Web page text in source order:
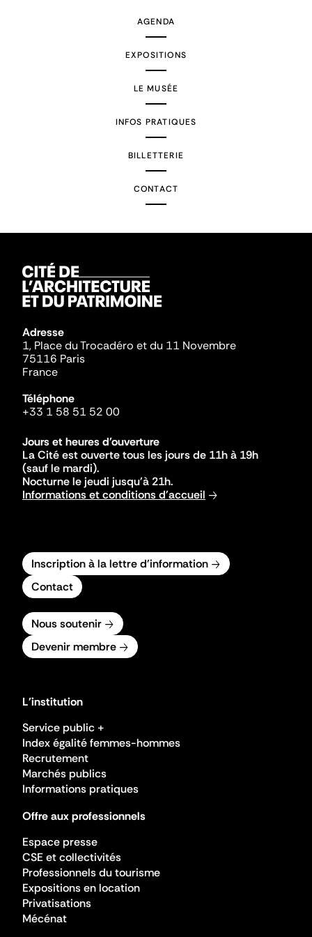
AGENDA
EXPOSITIONS
LE MUSÉE
INFOS PRATIQUES
BILLETTERIE
CONTACT
Adresse
1, Place du Trocadéro et du 11 Novembre
75116 Paris
France
Téléphone
+33 1 58 51 52 00
Jours et heures d'ouverture
La Cité est ouverte tous les jours de 11h à 19h
(sauf le mardi).
Nocturne le jeudi jusqu'à 21h.
Informations et conditions d'accueil
Inscription à la lettre d'information
Contact
Nous soutenir
Devenir membre
L'institution
Service public +
Index égalité femmes-hommes
Recrutement
Marchés publics
Informations pratiques
Offre aux professionnels
Espace presse
CSE et collectivités
Professionnels du tourisme
Expositions en location
Privatisations
Mécénat